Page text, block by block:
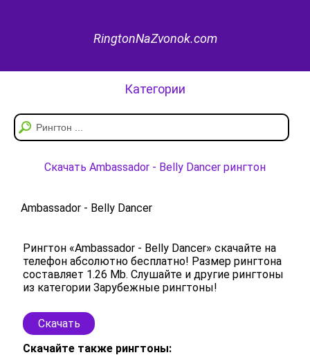
RingtonNaZvonok.com
Категории
Скачать Ambassador - Belly Dancer рингтон
Ambassador - Belly Dancer
Рингтон «Ambassador - Belly Dancer» скачайте на
телефон абсолютно бесплатно! Размер рингтона
составляет 1.26 Mb. Слушайте и другие рингтоны
из категории Зарубежные рингтоны!
Скачать
Скачайте также рингтоны: